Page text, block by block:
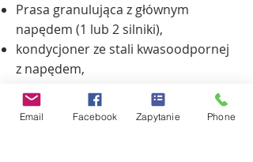
Prasa granulująca z głównym
napędem (1 lub 2 silniki),
kondycjoner ze stali kwasoodpornej
z napędem,
1 matryca pierścieniowa i 2 lub 3
kompletne rolki,
centralny automatyczny system
Email Facebook Zapytanie Phone